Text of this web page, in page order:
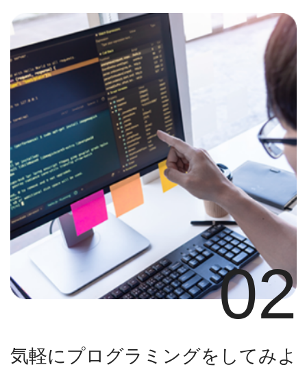
02
気軽にプログラミングをしてみよ